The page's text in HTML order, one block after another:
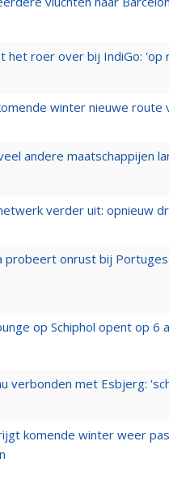
het roer over bij IndiGo: 'op
winter nieuwe route
andere maatschappijen
verder uit: opnieuw
probeert onrust bij
op Schiphol opent op 6
verbonden met Esbjerg:
komende winter weer